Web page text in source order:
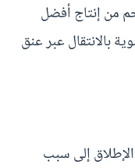
من إنتاج أفضل
بالانتقال عبر عنق
إلى سبب